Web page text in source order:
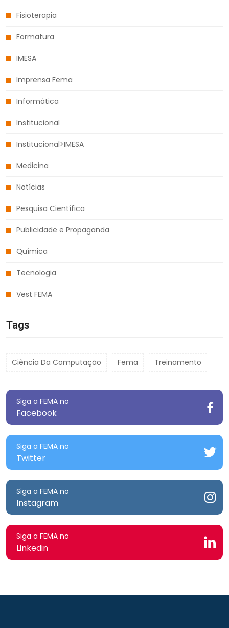
Fisioterapia
Formatura
IMESA
Imprensa Fema
Informática
Institucional
Institucional>IMESA
Medicina
Notícias
Pesquisa Científica
Publicidade e Propaganda
Química
Tecnologia
Vest FEMA
Tags
Ciência Da Computação Fema Treinamento
Siga a FEMA no
Facebook
Siga a FEMA no
Twitter
Siga a FEMA no
Instagram
Siga a FEMA no
Linkedin